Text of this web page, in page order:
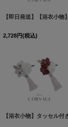
2,728円(税込)